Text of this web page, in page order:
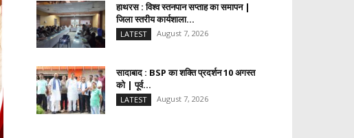
हाथरस : विश्व स्तनपान सप्ताह का समापन |
जिला स्तरीय कार्यशाला...
LATEST August 7, 2026
सादाबाद : BSP का शक्ति प्रदर्शन 10 अगस्त
को | पूर्व...
LATEST August 7, 2026